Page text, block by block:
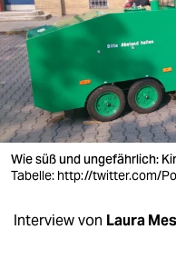
nord
wahrheit
verlag
verlag
veranstaltungen
shop
Wie süß und ungefährlich:
Tabelle: http://twitter.com/
Interview von Laura